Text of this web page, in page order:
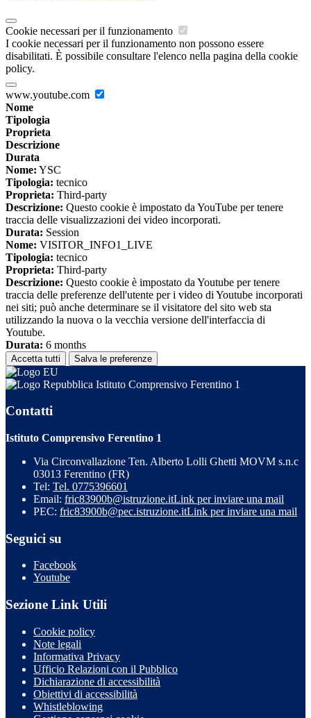
Cookie necessari per il funzionamento
I cookie necessari per il funzionamento non possono essere
disabilitati. È possibile consultare l'elenco nella pagina della cookie
policy.
www.youtube.com
Nome
Tipologia
Proprieta
Descrizione
Durata
Nome: YSC
Tipologia: tecnico
Proprieta: Third-party
Descrizione: Questo cookie è impostato da YouTube per tenere
traccia delle visualizzazioni dei video incorporati.
Durata: Session
Nome: VISITOR_INFO1_LIVE
Tipologia: tecnico
Proprieta: Third-party
Descrizione: Questo cookie è impostato da Youtube per tenere
traccia delle preferenze dell'utente per i video di Youtube incorporati
nei siti; può anche determinare se il visitatore del sito web sta
utilizzando la nuova o la vecchia versione dell'interfaccia di
Youtube.
Durata: 6 months
Accetta tutti Salva le preferenze
Istituto Comprensivo Ferentino 1
Contatti
Istituto Comprensivo Ferentino 1
Via Circonvallazione Ten. Alberto Lolli Ghetti MOVM s.n.c
03013 Ferentino (FR)
Tel: Tel. 0775396601
Email: fric83900b@istruzione.itLink per inviare una mail
PEC: fric83900b@pec.istruzione.itLink per inviare una mail
Seguici su
Facebook
Youtube
Sezione Link Utili
Cookie policy
Note legali
Informativa Privacy
Ufficio Relazioni con il Pubblico
Dichiarazione di accessibilità
Obiettivi di accessibilità
Whistleblowing